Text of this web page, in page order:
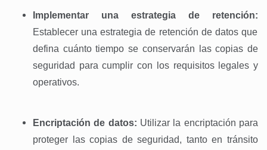
Implementar una estrategia de retención:
Establecer una estrategia de retención de datos que
defina cuánto tiempo se conservarán las copias de
seguridad para cumplir con los requisitos legales y
operativos.
Encriptación de datos: Utilizar la encriptación para
proteger las copias de seguridad, tanto en tránsito